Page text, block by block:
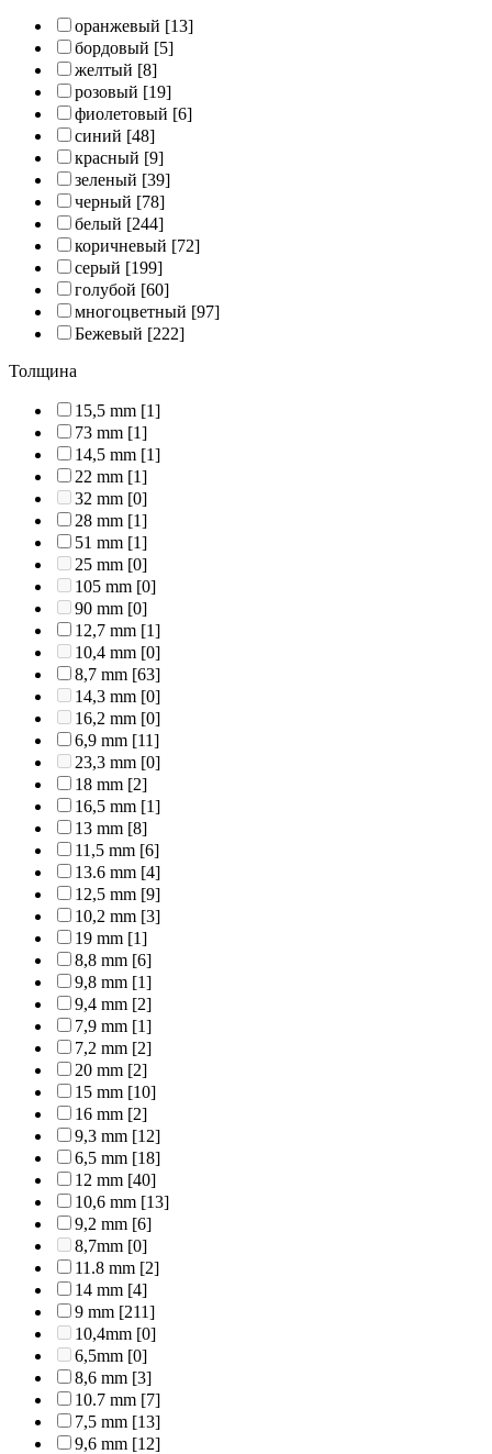
оранжевый [13]
бордовый [5]
желтый [8]
розовый [19]
фиолетовый [6]
синий [48]
красный [9]
зеленый [39]
черный [78]
белый [244]
коричневый [72]
серый [199]
голубой [60]
многоцветный [97]
Бежевый [222]
Толщина
15,5 mm [1]
73 mm [1]
14,5 mm [1]
22 mm [1]
32 mm [0]
28 mm [1]
51 mm [1]
25 mm [0]
105 mm [0]
90 mm [0]
12,7 mm [1]
10,4 mm [0]
8,7 mm [63]
14,3 mm [0]
16,2 mm [0]
6,9 mm [11]
23,3 mm [0]
18 mm [2]
16,5 mm [1]
13 mm [8]
11,5 mm [6]
13.6 mm [4]
12,5 mm [9]
10,2 mm [3]
19 mm [1]
8,8 mm [6]
9,8 mm [1]
9,4 mm [2]
7,9 mm [1]
7,2 mm [2]
20 mm [2]
15 mm [10]
16 mm [2]
9,3 mm [12]
6,5 mm [18]
12 mm [40]
10,6 mm [13]
9,2 mm [6]
8,7mm [0]
11.8 mm [2]
14 mm [4]
9 mm [211]
10,4mm [0]
6,5mm [0]
8,6 mm [3]
10.7 mm [7]
7,5 mm [13]
9,6 mm [12]